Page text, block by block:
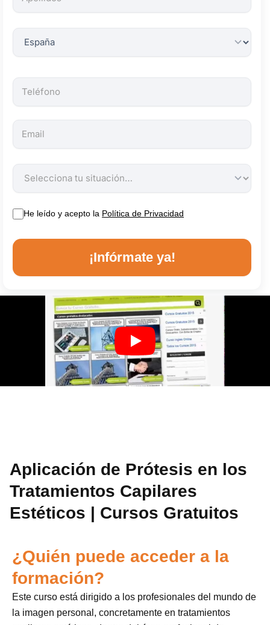
obligatorios.
He leído y acepto la Política de Privacidad
¡Infórmate ya!
Aplicación de Prótesis en los
Tratamientos Capilares
Estéticos | Cursos Gratuitos
¿Quién puede acceder a la
formación?
Este curso está dirigido a los profesionales del mundo de
la imagen personal, concretamente en tratamientos